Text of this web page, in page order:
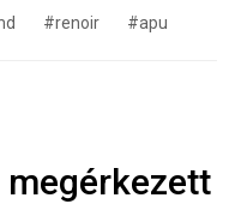
#renoir #apu
megérkezett